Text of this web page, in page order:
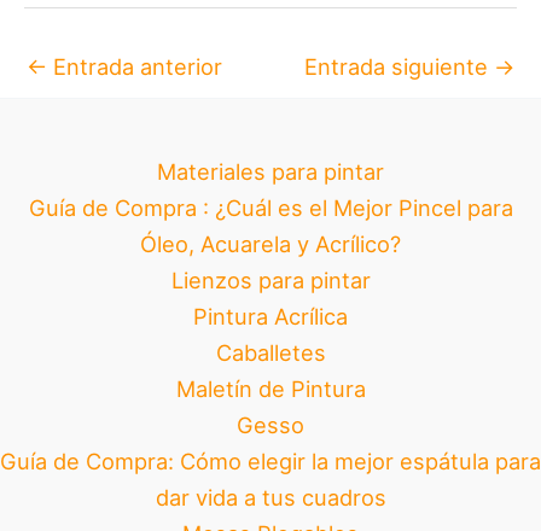
← Entrada anterior Entrada siguiente →
Materiales para pintar
Guía de Compra : ¿Cuál es el Mejor Pincel para
Óleo, Acuarela y Acrílico?
Lienzos para pintar
Pintura Acrílica
Caballetes
Maletín de Pintura
Gesso
Guía de Compra: Cómo elegir la mejor espátula para
dar vida a tus cuadros